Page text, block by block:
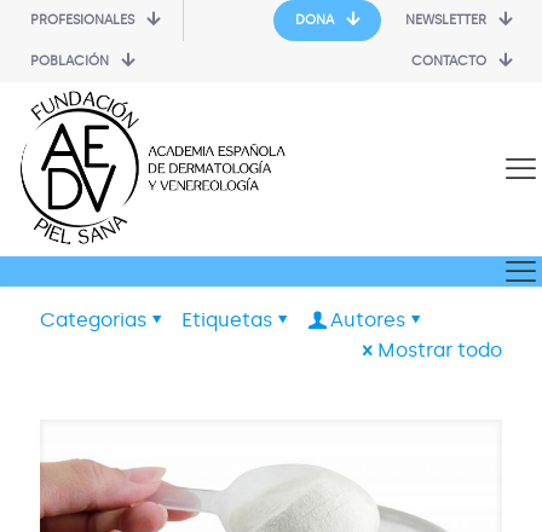
PROFESIONALES
POBLACIÓN
DONA NEWSLETTER
CONTACTO
Categorias Etiquetas
Autores
Mostrar todo